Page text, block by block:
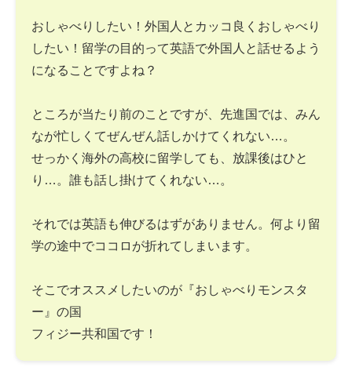
おしゃべりしたい！外国人とカッコ良くおしゃべり
したい！留学の目的って英語で外国人と話せるよう
になることですよね？
ところが当たり前のことですが、先進国では、みん
なが忙しくてぜんぜん話しかけてくれない…。
せっかく海外の高校に留学しても、放課後はひと
り…。誰も話し掛けてくれない…。
それでは英語も伸びるはずがありません。何より留
学の途中でココロが折れてしまいます。
そこでオススメしたいのが『おしゃべりモンスタ
ー』の国
フィジー共和国です！